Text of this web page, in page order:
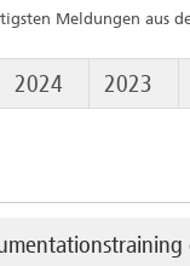
Meldungen aus
2024 2023